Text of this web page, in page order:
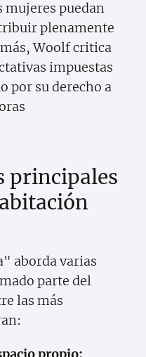
mujeres puedan
plenamente
Woolf critica
impuestas
por su derecho a
principales
aborda varias
parte del
las más